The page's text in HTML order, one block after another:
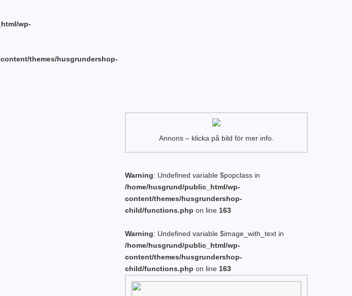
wp-
themes/husgrundershop-
Annons – klicka på bild för mer info.
Warning: Undefined variable $popclass in
/home/husgrund/public_html/wp-
content/themes/husgrundershop-
child/functions.php on line 163
Warning: Undefined variable $image_with_text in
/home/husgrund/public_html/wp-
content/themes/husgrundershop-
child/functions.php on line 163